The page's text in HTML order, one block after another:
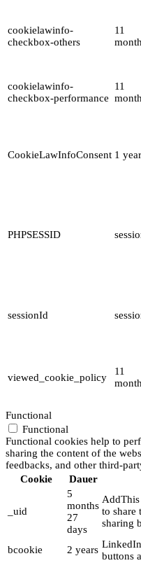
cookielawinfo-
checkbox-others
11
cookielawinfo-
checkbox-performance
11
CookieLawInfoConsent 1 year
PHPSESSID
sessionId
viewed_cookie_policy
11
Functional
Functional
Functional cookies help to
sharing the content of the
feedbacks, and other third-
Cookie
Dauer
_uid
5
months
27
days
AddThis
to share
sharing
bcookie 2 years
buttons